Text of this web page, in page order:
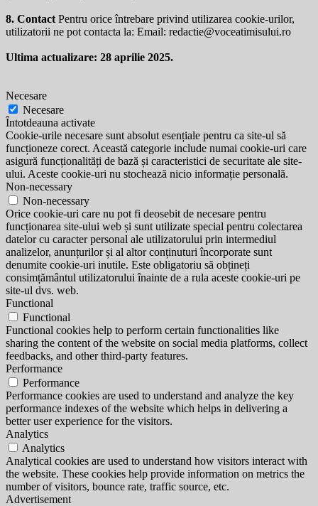
8. Contact Pentru orice întrebare privind utilizarea cookie-urilor,
utilizatorii ne pot contacta la: Email: redactie@voceatimisului.ro
Ultima actualizare: 28 aprilie 2025.
Necesare
Necesare
Întotdeauna activate
Cookie-urile necesare sunt absolut esențiale pentru ca site-ul să
funcționeze corect. Această categorie include numai cookie-uri care
asigură funcționalități de bază și caracteristici de securitate ale site-
ului. Aceste cookie-uri nu stochează nicio informație personală.
Non-necessary
Non-necessary
Orice cookie-uri care nu pot fi deosebit de necesare pentru
funcționarea site-ului web și sunt utilizate special pentru colectarea
datelor cu caracter personal ale utilizatorului prin intermediul
analizelor, anunțurilor și al altor conținuturi încorporate sunt
denumite cookie-uri inutile. Este obligatoriu să obțineți
consimțământul utilizatorului înainte de a rula aceste cookie-uri pe
site-ul dvs. web.
Functional
Functional
Functional cookies help to perform certain functionalities like
sharing the content of the website on social media platforms, collect
feedbacks, and other third-party features.
Performance
Performance
Performance cookies are used to understand and analyze the key
performance indexes of the website which helps in delivering a
better user experience for the visitors.
Analytics
Analytics
Analytical cookies are used to understand how visitors interact with
the website. These cookies help provide information on metrics the
number of visitors, bounce rate, traffic source, etc.
Advertisement